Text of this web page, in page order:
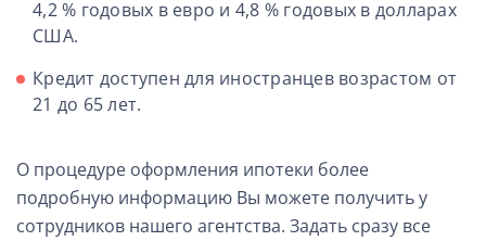
4,2 % годовых в евро и 4,8 % годовых в долларах
США.
Кредит доступен для иностранцев возрастом от
21 до 65 лет.
О процедуре оформления ипотеки более
подробную информацию Вы можете получить у
сотрудников нашего агентства. Задать сразу все